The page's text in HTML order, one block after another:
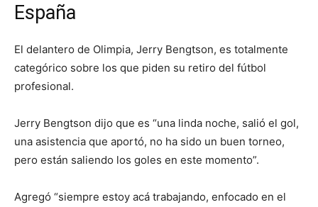
España
El delantero de Olimpia, Jerry Bengtson, es totalmente
categórico sobre los que piden su retiro del fútbol
profesional.
Jerry Bengtson dijo que es “una linda noche, salió el gol,
una asistencia que aportó, no ha sido un buen torneo,
pero están saliendo los goles en este momento”.
Agregó “siempre estoy acá trabajando, enfocado en el